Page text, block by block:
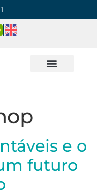
e o
futuro